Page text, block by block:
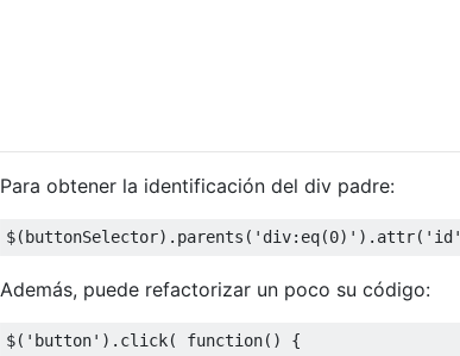
Para obtener la identificación del div padre:
$(buttonSelector). parents ( 'div:eq(0)' ). attr( 'id'
Además, puede refactorizar un poco su código:
$( 'button' ). click( function()
{